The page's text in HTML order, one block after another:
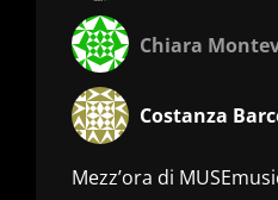
Chiara
Costanza
Mezz’ora di